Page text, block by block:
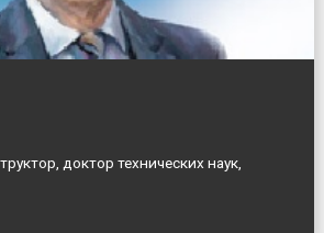
доктор технических наук,